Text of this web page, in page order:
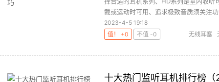
戴或运动时可用、追求极致音质须关注
2023-4-5 19:18
值！ +0
不值 -0 无线耳塞
十大热门监听耳机排行榜